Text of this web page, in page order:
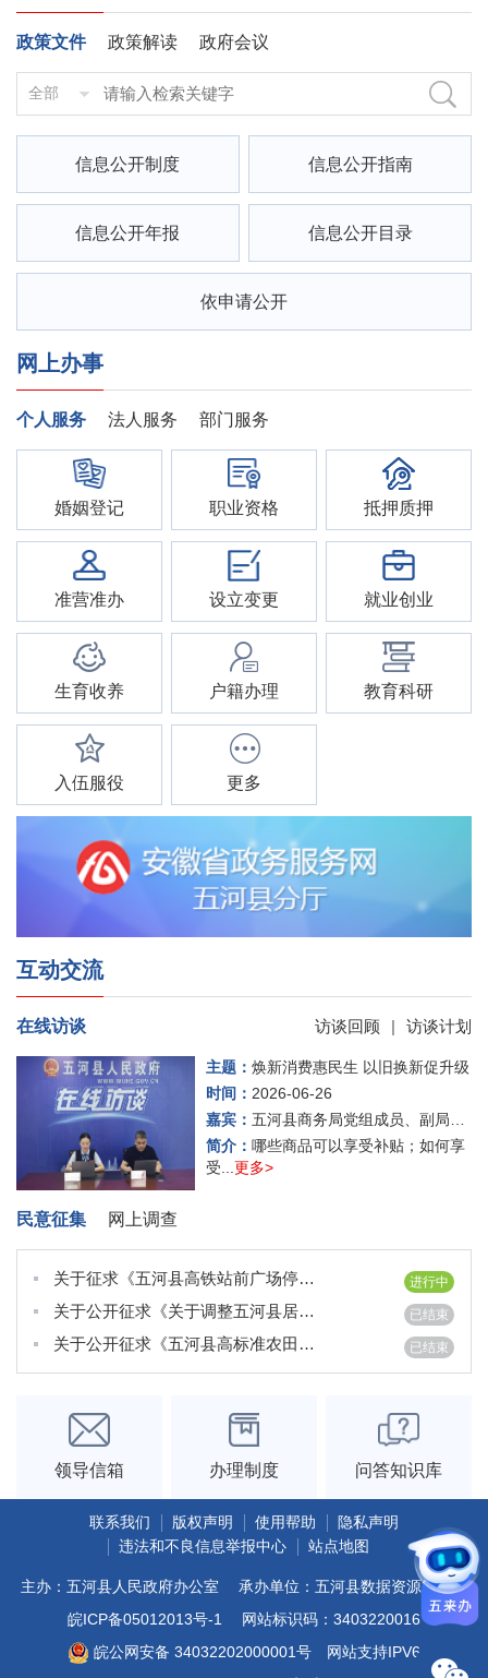
政策文件 政策解读 政府会议
信息公开制度 信息公开指南
信息公开年报 信息公开目录
依申请公开
网上办事
个人服务 法人服务 部门服务
婚姻登记 职业资格 抵押质押
准营准办 设立变更 就业创业
生育收养 户籍办理 教育科研
入伍服役 更多
互动交流
访谈回顾 | 访谈计划
在线访谈
主题： 焕新消费惠民生 以旧换新促升级
时间： 2026-06-26
嘉宾： 五河县商务局党组成员、副局长 阮守松
简介： 哪些商品可以享受补贴；如何享
受... 更多>
民意征集 网上调查
关于征求《五河县高铁站前广场停车场停车服务收费标准定价方案（征求意见稿）》意... 进行中
关于公开征求《关于调整五河县居民用管道天然气价格和阶梯气价的方案（征求意见稿... 已结束
关于公开征求《五河县高标准农田建后管护办法》意见的公告 已结束
领导信箱 办理制度 问答知识库
联系我们 版权声明 使用帮助
隐私声明
违法和不良信息举报中心
站点地图
主办：五河县人民政府办公室
承办单位：五河县数据资源管理局
皖ICP备05012013号-1
网站标识码：3403220016
皖公网安备 34032202000001号
网站支持IPV6